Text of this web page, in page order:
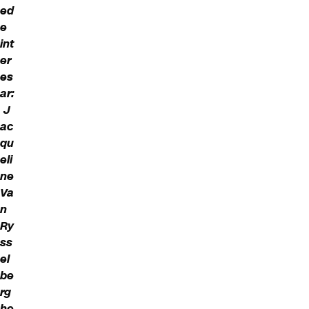
ed
e
int
er
es
ar:
J
ac
qu
eli
ne
Va
n
Ry
ss
el
be
rg